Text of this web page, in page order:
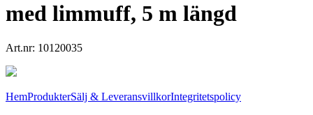
med limmuff, 5 m längd
Art.nr: 10120035
HemProdukterSälj & LeveransvillkorIntegritetspolicy